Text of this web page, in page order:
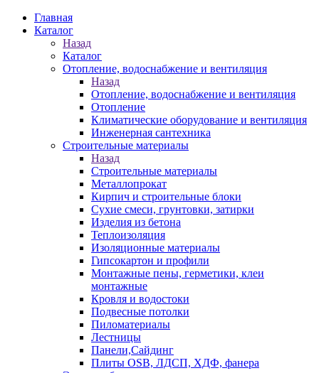
Главная
Каталог
Назад
Каталог
Отопление, водоснабжение и вентиляция
Назад
Отопление, водоснабжение и вентиляция
Отопление
Климатические оборудование и вентиляция
Инженерная сантехника
Строительные материалы
Назад
Строительные материалы
Металлопрокат
Кирпич и строительные блоки
Сухие смеси, грунтовки, затирки
Изделия из бетона
Теплоизоляция
Изоляционные материалы
Гипсокартон и профили
Монтажные пены, герметики, клеи
монтажные
Кровля и водостоки
Подвесные потолки
Пиломатериалы
Лестницы
Панели,Сайдинг
Плиты OSB, ЛДСП, ХДФ, фанера